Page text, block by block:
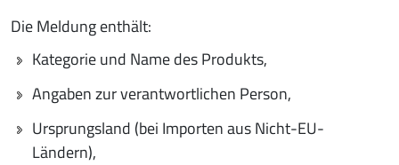
Die Meldung enthält:
Kategorie und Name des Produkts,
Angaben zur verantwortlichen Person,
Ursprungsland (bei Importen aus Nicht-EU-
Ländern),